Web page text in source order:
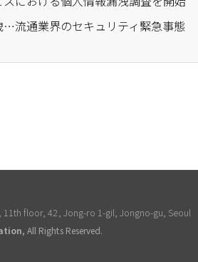
…流通業界のセキュリティ緊急事態
floor, 42, Jong-ro 1-gil, Jongno-gu, Seoul
, All Rights Reserved.